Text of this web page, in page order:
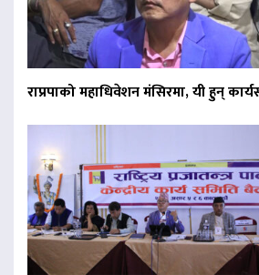
राप्रपाको महाधिवेशन मंसिरमा, यी हुन्